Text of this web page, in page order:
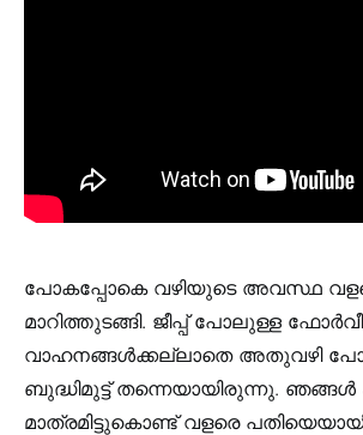
പോകപ്പോകെ വഴിയുടെ അവസ്ഥ
മാറിത്തുടങ്ങി. ജീപ്പ് പോലുള്ള
വാഹനങ്ങൾക്കല്ലാതെ അതുവഴി
ബുദ്ധിമുട്ട് തന്നെയായിരുന്നു. ഞങ്ങൾ
മാത്രമിട്ടുകൊണ്ട് വളരെ